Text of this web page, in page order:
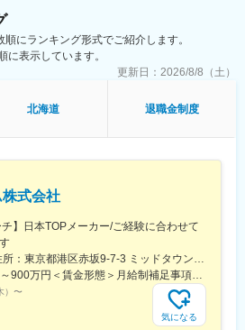
める業務
採用です。就業態度に問題がなければ原則
プクラスシェアを誇る優良企業の正社員と
す。（登用率98%、試験ノルマなし）
ており、これまで人の手でアナログに行わ
全や、医療従事者の負担軽減に大きく貢献
品：
野で、業界トップクラスのシェアを誇る製
占市場だからこそ、競合製品を使っている
を獲得するか試行錯誤する面白さがありま
める業務
にランキング形式でご紹介します。
に表示しています。
更新日： 2026/8/8（土）
北海道 退職金制度
式会社
チ】日本TOPメーカー/ご経験に合わせて
＜勤務地詳細＞本社住所：東京都港区赤坂9-7-3 ミッドタウン・ウェスト勤務地最寄駅：東京メトロ日比谷線／都営大江戸線／六本木駅受動喫煙対策：敷地内全面禁煙
＜予定年収＞600万円～900万円＜賃金形態＞月給制補足事項なし＜賃金内訳＞月額（基本給）：300,000円～500,000円＜月給＞300,000円～500,000円＜昇給有無＞有＜残業手当＞有賃金はあくまでも目安の金額であり、選考を通じて上下する可能性があります。月給(月額)は固定手当を含めた表記です。
〜
気になる